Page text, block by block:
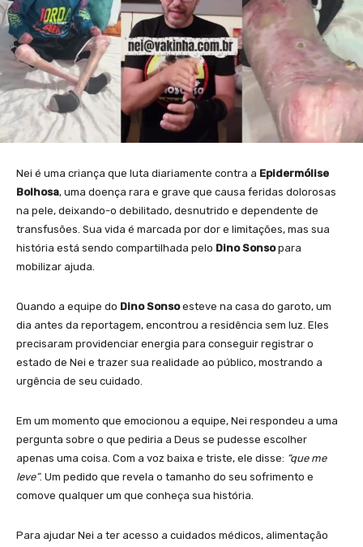
Nei é uma criança que luta diariamente contra a Epidermólise
Bolhosa, uma doença rara e grave que causa feridas dolorosas
na pele, deixando-o debilitado, desnutrido e dependente de
transfusões. Sua vida é marcada por dor e limitações, mas sua
história está sendo compartilhada pelo Dino Sonsopara
mobilizar ajuda.
Quando a equipe do Dino Sonsoesteve na casa do garoto, um
dia antes da reportagem, encontrou a residência sem luz. Eles
precisaram providenciar energia para conseguir registrar o
estado de Nei e trazer sua realidade ao público, mostrando a
urgência de seu cuidado.
Em um momento que emocionou a equipe, Nei respondeu a uma
pergunta sobre o que pediria a Deus se pudesse escolher
apenas uma coisa. Com a voz baixa e triste, ele disse: “que me
leve”. Um pedido que revela o tamanho do seu sofrimento e
comove qualquer um que conheça sua história.
Para ajudar Nei a ter acesso a cuidados médicos, alimentação